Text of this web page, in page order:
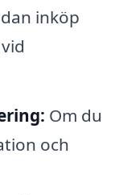
inköp
Om du
och